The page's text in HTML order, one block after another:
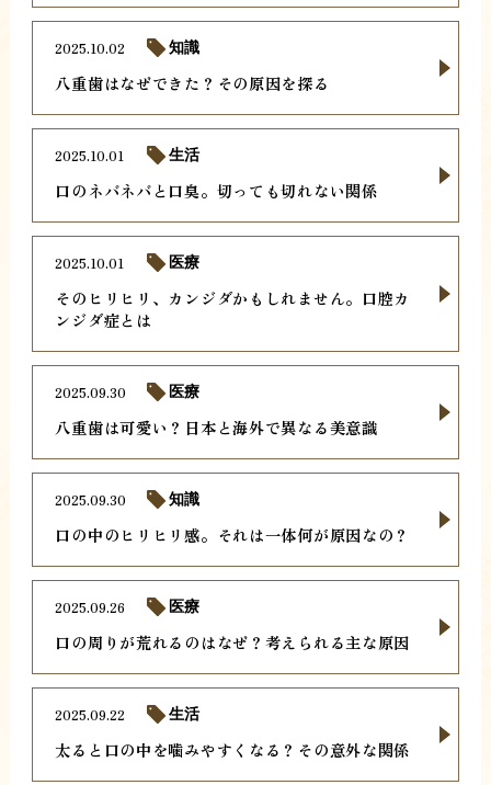
八重歯はなぜできた？その原因を探る
2025.10.02 知識
口のネバネバと口臭。切っても切れない関係
2025.10.01 生活
そのヒリヒリ、カンジダかもしれません。口腔カ
ンジダ症とは
2025.10.01 医療
八重歯は可愛い？日本と海外で異なる美意識
2025.09.30 医療
口の中のヒリヒリ感。それは一体何が原因なの？
2025.09.30 知識
口の周りが荒れるのはなぜ？考えられる主な原因
2025.09.26 医療
太ると口の中を噛みやすくなる？その意外な関係
2025.09.22 生活